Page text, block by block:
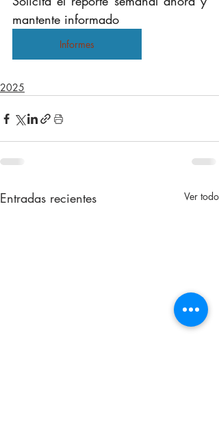
mantente informado
Informes
2025
Entradas recientes Ver todo